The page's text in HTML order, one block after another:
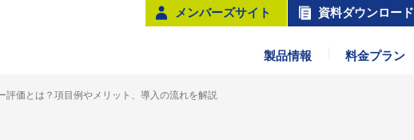
メンバーズサイト 資料ダウンロード
製品情報 料金プラン
評価とは？項目例やメリット、導入の流れを解説